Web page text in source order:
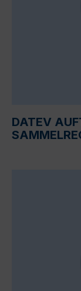
DATEV